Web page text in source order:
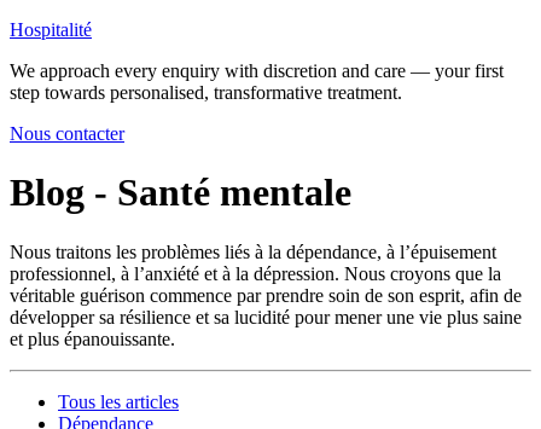
Hospitalité
We approach every enquiry with discretion and care — your first
step towards personalised, transformative treatment.
Nous contacter
Blog - Santé mentale ‍‌‍‌‍‌‌‌‍‍‍‌‍‌‌‌‍‌‌‌‌‌‌‌‍‌‌‍‍‌‌‍‍‌‍‍‌‌‍‍‌‌‌‍‌‌‌‍‍‌‌‍‌‍‌‌‌‍‌‌‍‍‌‌‌‍‌‍‌‌‍‌‍‌‌‍‌‌‌‌‌‍‌‍‌‌‌‌‍‌‌‌‍‍‌‌‌‍‌‌‌‌‍‍‌‌‍‌‍‍‍‌‍‍‌‌‍‌‌‌‌‌‌‌‌‌‌‍‌‌‌‌‍‍‌‍‌‍‌‌‍‍‍‌‌‌‌‌‌‍‌‍‌‌‌‌‌‍‌‌‍‌‌‍‌‌‌‍‌‍‌‌‌‌‌‍‍‍‌‌‌‍‌‌‌‍‌‌‌‌‍‌‌‍‌‌‌‍‍‌‌‍‌‍‌‍‌‌‍‌‌‍‌‍‌‌‌‌‍‌‌‌‍‌‌‍‌‍‌‍‌‍‌‌‍‌‌‌‌‍‍‌‌‍‍‌‍‌‌‍‌‌‍‌‌‍‌‌‌‌‌‍‌‌‌‍‍‌‍‌‌‌‍‌‍‌‌‌‌‍‌‌‌‌‍‌‌‍‍‌‍‌‌‌‍‍‍‌‌‍‍‍‌‌‌‌‌‌‍‍‌‌‍‌‍‌‌‍‌‌‌‌‍‌‌‌‍‍‌‍‌‌‌‍‌‌‌‌‌‌‌‍‌‍‌‌‍‍‌‌‌‌‌‌‍‌‌‌‌‍‌‌‍‌‌‍‍‌‌‍‌‌‍‌‌‌‍‍‌‍‌‌‌‌‍‌‌‌‍‍‍‌‌‌‌‌‌‍‍‍‌‌‍‌‍‌‌‌‍‌‍‌‍‌‌‌‍‍‍‌‍‌‌‌‍‌‌‍‌‌‍‌‌‌‌‌‌‌‍‌‌‍‍‌‌‍‍‌‍‌‍‍‌‌‍‌‌‌‌‌‌‌‌‌‌‍‌‌‌‌‍‍‌‍‌‍‌‌‍‍‍‌‌‌‌‌‌‍‌‍‌‌‌‌‌‍‌‌‍‌‌‍‌‌‌‍‌‍‌‌‌‌‌‍‍‍‌‍‌‌‌‍‌‌‌‍‌‌‌‌‍‌‌‍‌‌‌‍‍‌‌‍‌‍‌‍‌‌‍‌‌‍‌‍‌‌‌‌‍‌‌‌‍‌‌‍‌‍‌‍‌‍‌‍‌‌‍‌‌‌‌‍‍‌‌‍‍‌‍‌‌‍‌‌‍‌‌‍‌‌‌‌‌‍‌‌‌‍‍‌‍‌‌‌‍‌‍‌‌‌‌‍‌‌‌‌‍‌‌‍‍‌‍‌‌‌‍‍‍‌‌‍‍‍‌‌‌‌‌‌‍‍‌‌‍‌‍‌‌‍‌‌‌‌‍‌‌‍‌‍‌‌‍‌‌‌‍‌‌‌‍‌‌‌‍‌‌‌‍‍‌‌‌‍‌‍‌‌‌‌‌‌‌‌‍‍‌‍‌‍‍‌‌‌‍‍‌‍‌‌‌‍‌‍‍‌
Nous traitons les problèmes liés à la dépendance, à l’épuisement
professionnel, à l’anxiété et à la dépression. Nous croyons que la
véritable guérison commence par prendre soin de son esprit, afin de
développer sa résilience et sa lucidité pour mener une vie plus saine
et plus épanouissante.
Tous les articles
Dépendance